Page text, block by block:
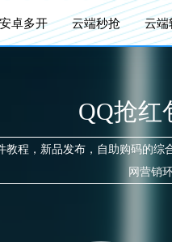
安卓多开 云端秒抢 云
QQ抢红
程，新品发布，自助购码的
网营销